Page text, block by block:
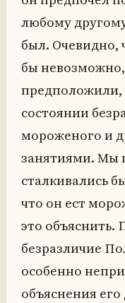
любому
был. Очевидно,
бы
предположили,
состоянии
мороженого и
занятиями. Мы
сталкивались
что он ест
это объяснить.
безразличие
особенно
объяснения